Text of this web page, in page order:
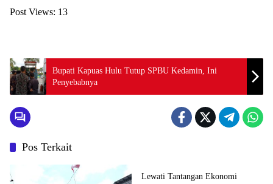
Post Views: 13
Bupati Kapuas Hulu Tutup SPBU Kedamin, Ini
Penyebabnya
Pos Terkait
Lewati Tantangan Ekonomi